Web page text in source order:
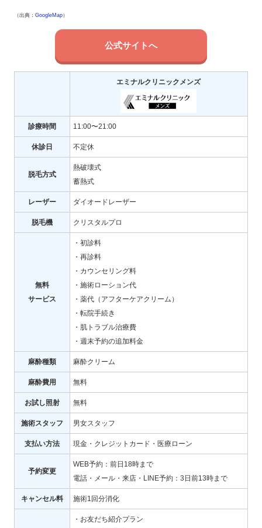
（出典： GoogleMap）
公式サイトへ
エミナルクリニックメンズ
診療時間 11:00〜21:00
休診日 不定休
脱毛方式
熱破壊式
蓄熱式
レーザー ダイオードレーザー
脱毛機 クリスタルプロ
無料
サービス
・初診料
・再診料
・カウンセリング料
・施術ローション代
・薬代（アフターケアクリーム）
・転院手続き
・肌トラブル治療費
・週末予約の追加料金
麻酔種類 麻酔クリーム
麻酔費用 無料
お試し照射 無料
施術スタッフ 男女スタッフ
支払い方法 現金・クレジットカード・医療ローン
予約変更
WEB予約：前日18時まで
電話・メール・来店・LINE予約：3日前13時まで
キャンセル料 施術1回分消化
・お友だち紹介プラン